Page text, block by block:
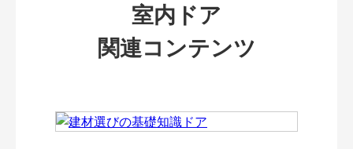
室内ドア
関連コンテンツ